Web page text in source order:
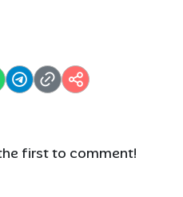
first to comment!